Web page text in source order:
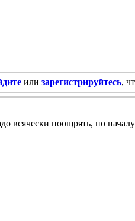
или зарегистрируйтесь,
всячески поощрять, по